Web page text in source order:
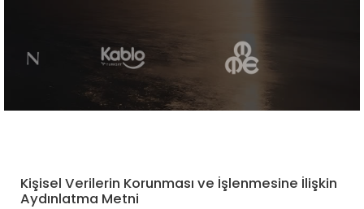
Kişisel Verilerin Korunması ve İşlenmesine İlişkin
Aydınlatma Metni